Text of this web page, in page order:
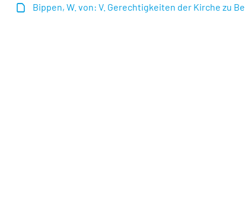
Bippen, W. von: V. Gerechtigkeiten der Kirche zu